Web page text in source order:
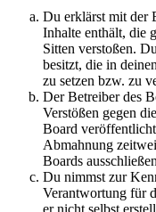
Du erklärst mit der
Inhalte enthält, die
Sitten verstoßen.
besitzt, die in
zu setzen bzw. zu
Der Betreiber des
Verstößen gegen
Board
Abmahnung
Boards
Du nimmst zur
Verantwortung für
er nicht selbst